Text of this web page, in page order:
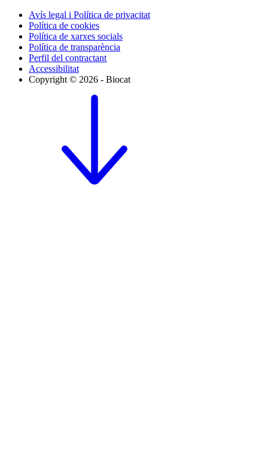
Avís legal i Política de privacitat
Política de cookies
Política de xarxes socials
Política de transparència
Perfil del contractant
Accessibilitat
Copyright © 2026 - Biocat